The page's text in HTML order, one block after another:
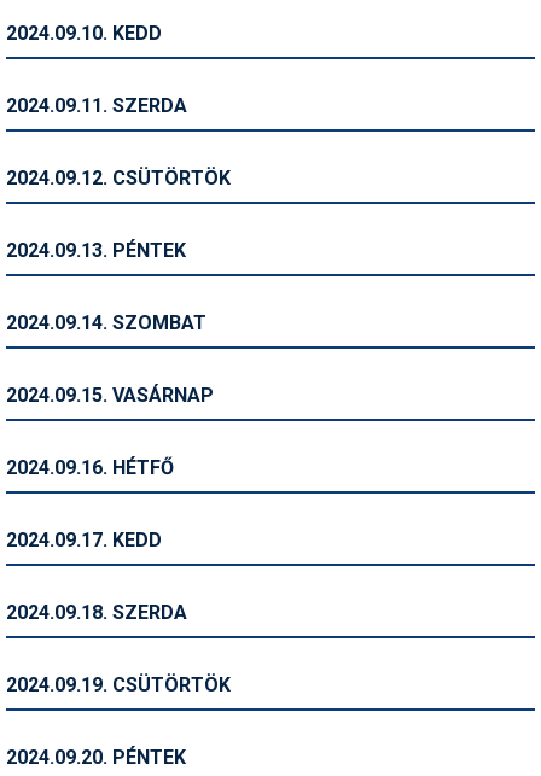
Síbérletárak
Síbörze
Sífelszerelés
Sífutás
Símánia
Síoktatás
Síszerviz
Sítechnika
Snowboard
Snowboardfelszerelés
2024.09.10. KEDD
2024.09.11. SZERDA
2024.09.12. CSÜTÖRTÖK
2024.09.13. PÉNTEK
2024.09.14. SZOMBAT
2024.09.15. VASÁRNAP
2024.09.16. HÉTFŐ
2024.09.17. KEDD
2024.09.18. SZERDA
2024.09.19. CSÜTÖRTÖK
2024.09.20. PÉNTEK